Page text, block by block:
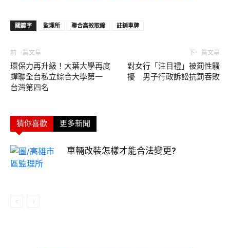
關鍵字 監理所 聯合高效取締 註銷車牌
前一篇文章
環保力再升級！大葉大學再度
蟬聯全台私立綜合大學第一
台灣第四名
下一篇文章
對女行「注目禮」被罰性騷
擾 男子行政訴訟抗罰吞敗
猜你喜歡 更多新聞
車輛改裝怎樣才能合法變更?